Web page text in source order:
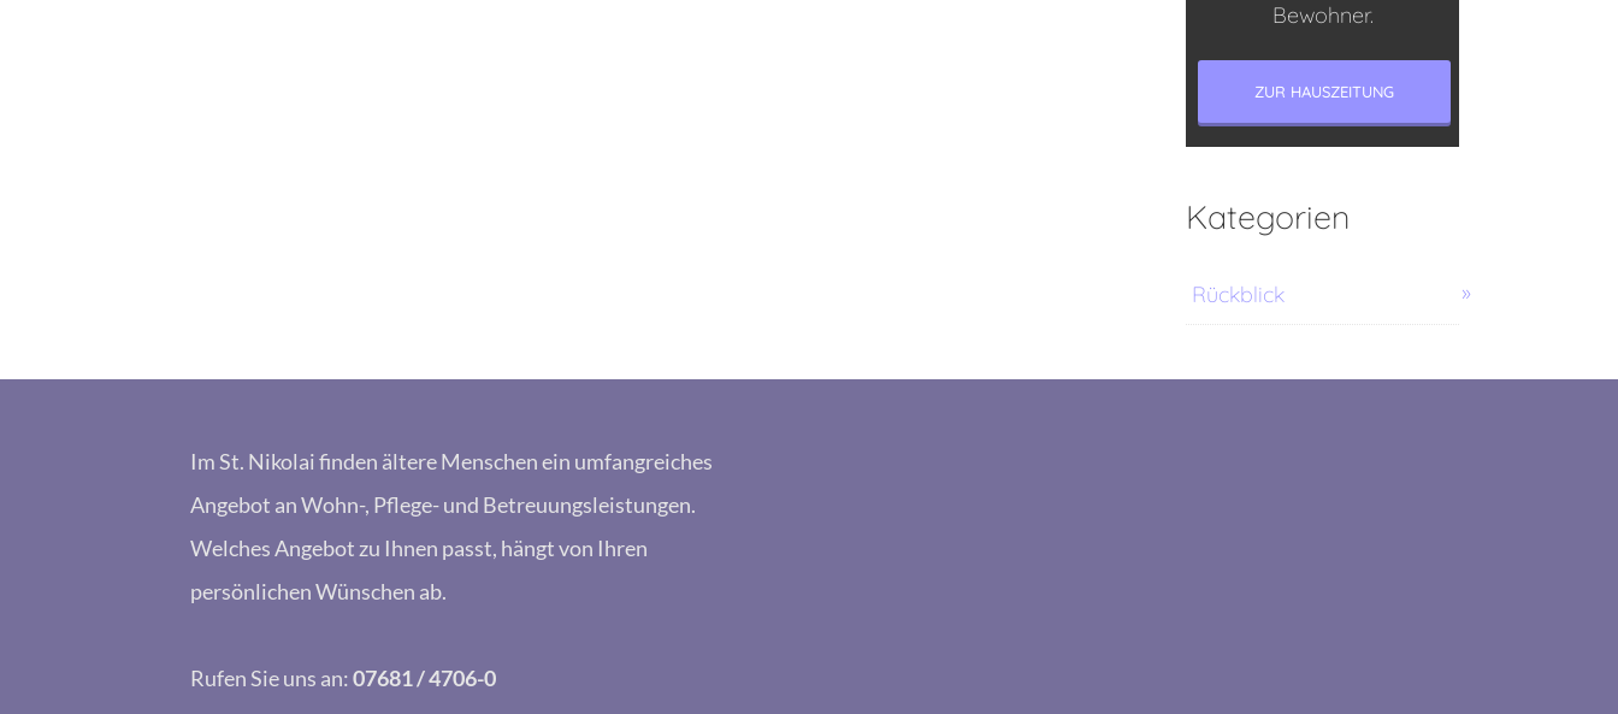
Bewohner.
ZUR HAUSZEITUNG
Kategorien
Rückblick
Im St. Nikolai finden ältere Menschen ein umfangreiches
Angebot an Wohn-, Pflege- und Betreuungsleistungen.
Welches Angebot zu Ihnen passt, hängt von Ihren
persönlichen Wünschen ab.
Rufen Sie uns an:07681 / 4706-0